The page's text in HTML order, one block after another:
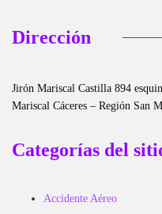
Dirección
Jirón Mariscal Castilla 894
Mariscal Cáceres – Región San
Categorías del
Accidente Aéreo